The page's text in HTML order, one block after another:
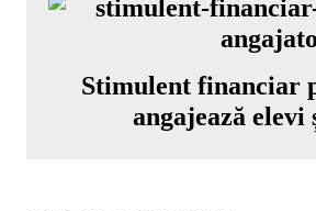
Stimulent financiar
angajează elevi